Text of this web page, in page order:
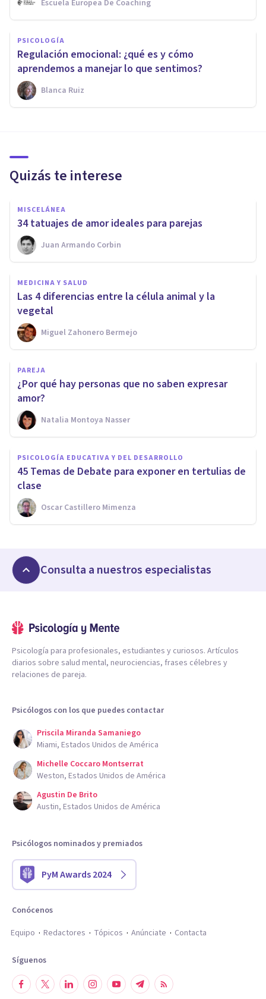
Escuela Europea De Coaching
PSICOLOGÍA
Regulación emocional: ¿qué es y cómo
aprendemos a manejar lo que sentimos?
Blanca Ruiz
Quizás te interese
MISCELÁNEA
34 tatuajes de amor ideales para parejas
Juan Armando Corbin
MEDICINA Y SALUD
Las 4 diferencias entre la célula animal y la
vegetal
Miguel Zahonero Bermejo
PAREJA
¿Por qué hay personas que no saben expresar
amor?
Natalia Montoya Nasser
PSICOLOGÍA EDUCATIVA Y DEL DESARROLLO
45 Temas de Debate para exponer en tertulias de
clase
Oscar Castillero Mimenza
Consulta a nuestros especialistas
Psicología para profesionales, estudiantes y curiosos. Artículos
diarios sobre salud mental, neurociencias, frases célebres y
relaciones de pareja.
Psicólogos con los que puedes contactar
Priscila Miranda Samaniego
Miami, Estados Unidos de América
Michelle Coccaro Montserrat
Weston, Estados Unidos de América
Agustin De Brito
Austin, Estados Unidos de América
Psicólogos nominados y premiados
PyM Awards 2024
Conócenos
Equipo
Redactores Tópicos Anúnciate Contacta
Síguenos